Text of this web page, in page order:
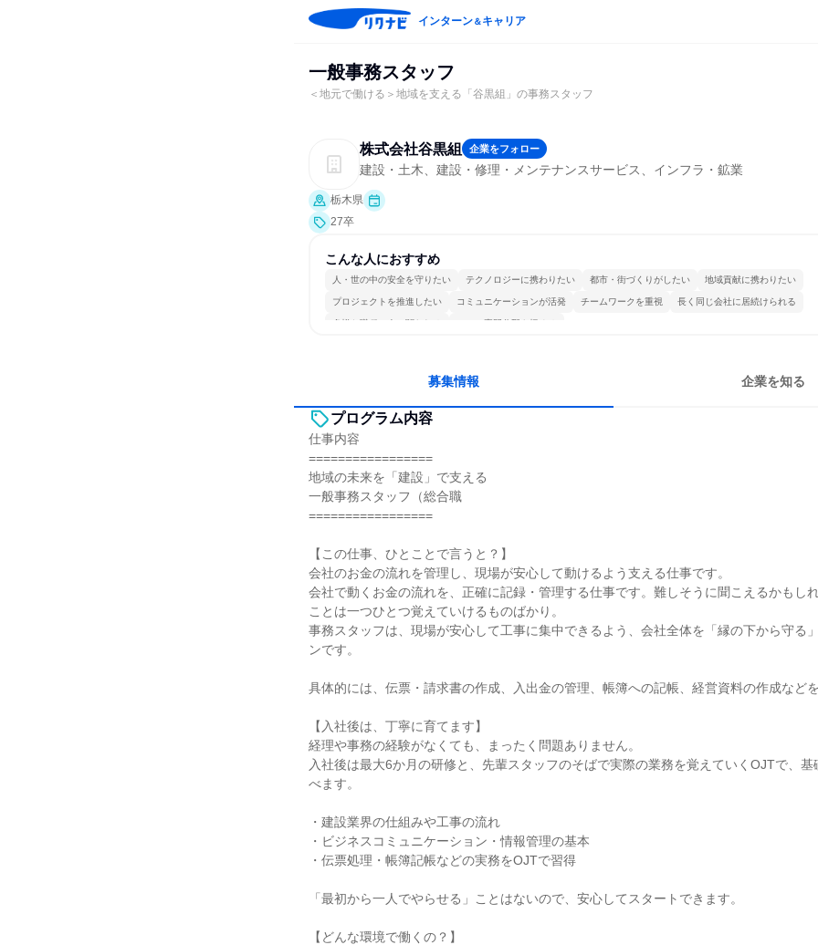
インターン＆キャリア
一般事務スタッフ
＜地元で働ける＞地域を支える「谷黒組」の事務スタッフ
株式会社谷黒組 企業をフォロー
建設・土木、建設・修理・メンテナンスサービス、インフラ・鉱業
栃木県
27卒
こんな人におすすめ
人・世の中の安全を守りたい テクノロジーに携わりたい 都市・街づくりがしたい 地域貢献に携わりたい
プロジェクトを推進したい コミュニケーションが活発 チームワークを重視 長く同じ会社に居続けられる
多様な職種の人と関われる 一つの専門分野を極める
募集情報 企業を知る
プログラム内容
仕事内容
=================
地域の未来を「建設」で支える
一般事務スタッフ（総合職
=================
【この仕事、ひとことで言うと？】
会社のお金の流れを管理し、現場が安心して動けるよう支える仕事です。
会社で動くお金の流れを、正確に記録・管理する仕事です。難しそうに聞こえるかもし
ことは一つひとつ覚えていけるものばかり。
事務スタッフは、現場が安心して工事に集中できるよう、会社全体を「縁の下から守る
ンです。
具体的には、伝票・請求書の作成、入出金の管理、帳簿への記帳、経営資料の作成などを
【入社後は、丁寧に育てます】
経理や事務の経験がなくても、まったく問題ありません。
入社後は最大6か月の研修と、先輩スタッフのそばで実際の業務を覚えていくOJTで、
べます。
・建設業界の仕組みや工事の流れ
・ビジネスコミュニケーション・情報管理の基本
・伝票処理・帳簿記帳などの実務をOJTで習得
「最初から一人でやらせる」ことはないので、安心してスタートできます。
【どんな環境で働くの？】